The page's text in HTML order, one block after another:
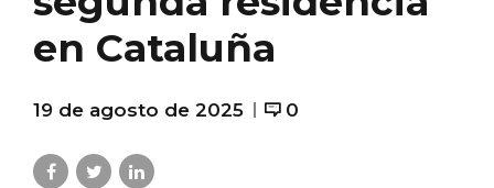
en Cataluña
19 de agosto de 2025 0